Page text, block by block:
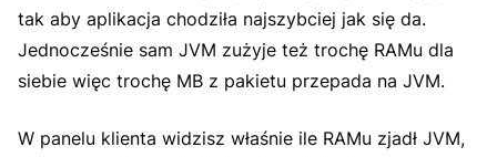
tak aby aplikacja chodziła najszybciej jak się da.
Jednocześnie sam JVM zużyje też trochę RAMu dla
siebie więc trochę MB z pakietu przepada na JVM.
W panelu klienta widzisz właśnie ile RAMu zjadł JVM,